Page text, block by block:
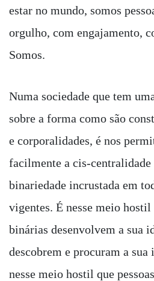
estar no mundo, somos
orgulho, com engajamento,
Somos.
Numa sociedade que tem
sobre a forma como são
e corporalidades, é nos
facilmente a cis-centralidade
binariedade incrustada em
vigentes. É nesse meio hostil
binárias desenvolvem a sua
descobrem e procuram a sua
nesse meio hostil que